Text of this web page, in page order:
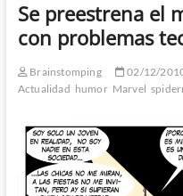
Se preestrena el
con problemas
Brainstomping 02/12/
Actualidad humor Marvel